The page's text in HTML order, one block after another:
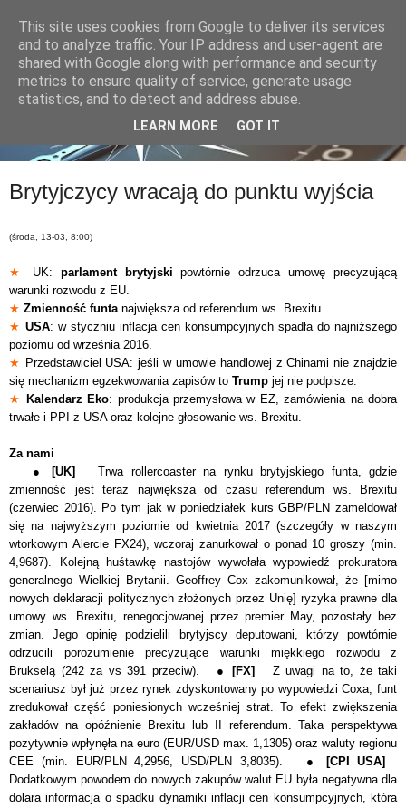
Brytyjczycy wracają do punktu wyjścia
(środa, 13-03, 8:00)
★ UK: parlament brytyjski powtórnie odrzuca umowę precyzującą
warunki rozwodu z EU.
★ Zmienność funta największa od referendum ws. Brexitu.
★ USA: w styczniu inflacja cen konsumpcyjnych spadła do najniższego
poziomu od września 2016.
★ Przedstawiciel USA: jeśli w umowie handlowej z Chinami nie znajdzie
się mechanizm egzekwowania zapisów to Trump jej nie podpisze.
★ Kalendarz Eko: produkcja przemysłowa w EZ, zamówienia na dobra
trwałe i PPI z USA oraz kolejne głosowanie ws. Brexitu.
Za nami
● [UK] Trwa rollercoaster na rynku brytyjskiego funta, gdzie
zmienność jest teraz największa od czasu referendum ws. Brexitu
(czerwiec 2016). Po tym jak w poniedziałek kurs GBP/PLN zameldował
się na najwyższym poziomie od kwietnia 2017 (szczegóły w naszym
wtorkowym Alercie FX24), wczoraj zanurkował o ponad 10 groszy (min.
4,9687). Kolejną huśtawkę nastojów wywołała wypowiedź prokuratora
generalnego Wielkiej Brytanii. Geoffrey Cox zakomunikował , że [mimo
nowych deklaracji politycznych złożonych przez Unię] ryzyka prawne dla
umowy ws. Brexitu, renegocjowanej przez premier May, pozostały bez
zmian. Jego opinię podzielili brytyjscy deputowani, którzy powtórnie
odrzucili porozumienie precyzujące warunki miękkiego rozwodu z
Brukselą (242 za vs 391 przeciw). ●
[FX] Z uwagi na to, że taki
scenariusz był już przez rynek zdyskontowany po wypowiedzi Coxa, funt
zredukował część poniesionych wcześniej strat. To efekt zwiększenia
zakładów na opóźnienie Brexitu lub II referendum. Taka perspektywa
pozytywnie wpłynęła na euro (EUR/USD max. 1,1305) oraz waluty regionu
CEE (min. EUR/PLN 4,2956, USD/PLN 3,8035). ●
[CPI USA]
Dodatkowym powodem do nowych zakupów walut EU była negatywna dla
dolara informacja o spadku dynamiki inflacji cen konsumpcyjnych, która
This site uses cookies from Google to deliver its services
and to analyze traffic. Your IP address and user-agent are
shared with Google along with performance and security
metrics to ensure quality of service, generate usage
statistics, and to detect and address abuse.
LEARN MORE GOT IT